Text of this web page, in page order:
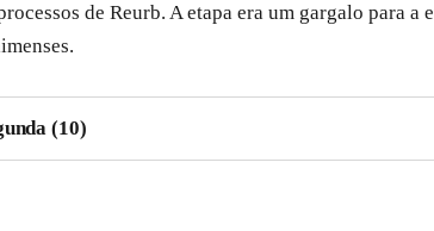
de Reurb. A etapa era um gargalo para a
(10)